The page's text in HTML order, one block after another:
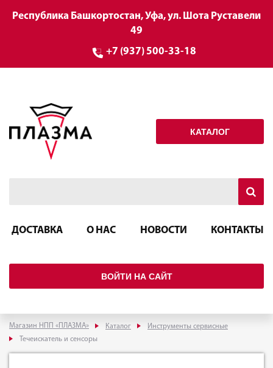
Республика Башкортостан, Уфа, ул. Шота Руставели
49
+7 (937) 500-33-18
КАТАЛОГ
ДОСТАВКА О НАС НОВОСТИ КОНТАКТЫ
ВОЙТИ НА САЙТ
Магазин НПП «ПЛАЗМА» Каталог
Инструменты сервисные
Течеискатель и сенсоры